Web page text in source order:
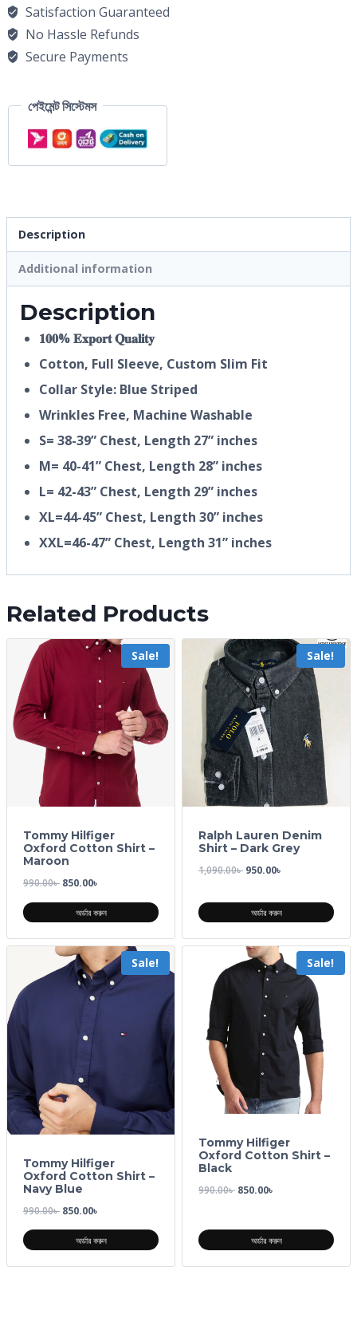
Satisfaction Guaranteed
No Hassle Refunds
Secure Payments
পেইমেন্ট সিস্টেমস
Description
Additional information
Description
𝟏𝟎𝟎% 𝐄𝐱𝐩𝐨𝐫𝐭 𝐐𝐮𝐚𝐥𝐢𝐭𝐲
Cotton, Full Sleeve, Custom Slim Fit
Collar Style: Blue Striped
Wrinkles Free, Machine Washable
S= 38-39” Chest, Length 27” inches
M= 40-41” Chest, Length 28” inches
L= 42-43” Chest, Length 29” inches
XL=44-45” Chest, Length 30” inches
XXL=46-47” Chest, Length 31” inches
Related Products
Sale!
Tommy Hilfiger
Oxford Cotton Shirt –
Maroon
990.00৳ 850.00৳
অর্ডার করুন
Sale!
Ralph Lauren Denim
Shirt – Dark Grey
1,090.00৳ 950.00৳
অর্ডার করুন
Sale!
Tommy Hilfiger
Oxford Cotton Shirt –
Navy Blue
990.00৳ 850.00৳
অর্ডার করুন
Sale!
Tommy Hilfiger
Oxford Cotton Shirt –
Black
990.00৳ 850.00৳
অর্ডার করুন